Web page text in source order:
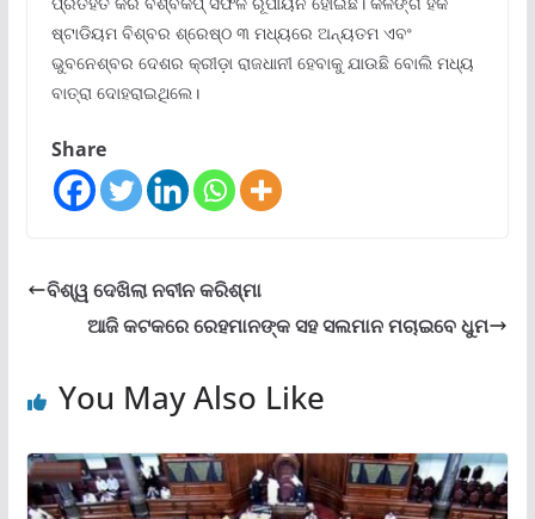
ଷ୍ଟାଡିୟମ ବିଶ୍ବର ଶ୍ରେଷ୍ଠ ୩ ମଧ୍ୟରେ ଅନ୍ୟତମ ଏବଂ
ଭୁବନେଶ୍ବର ଦେଶର କ୍ରୀଡ଼ା ରାଜଧାନୀ ହେବାକୁ ଯାଉଛି ବୋଲି ମଧ୍ୟ
ବାତ୍ରା ଦୋହରାଇଥିଲେ।
Share
ବିଶ୍ୱ ଦେଖିଲା ନବୀନ କରିଶ୍ମା
ଆଜି କଟକରେ ରେହମାନଙ୍କ ସହ ସଲମାନ ମଚାଇବେ ଧୁମ
You May Also Like